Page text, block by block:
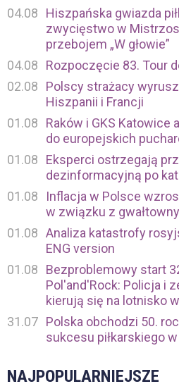
04.08
Hiszpańska gwiazda
zwycięstwo w
przebojem „W głowie”
04.08
Rozpoczęcie 83. Tour
02.08
Polscy strażacy
Hiszpanii i Francji
01.08
Raków i GKS Katowice
do europejskich
01.08
Eksperci ostrzegają
dezinformacyjną po
01.08
Inflacja w Polsce
w związku z
01.08 Analiza katastrofy
ENG version
01.08
Bezproblemowy start
Pol'and'Rock: Policja i
kierują się na lotnisko
31.07 Polska obchodzi 50.
sukcesu piłkarskiego
NAJPOPULARNIEJSZE